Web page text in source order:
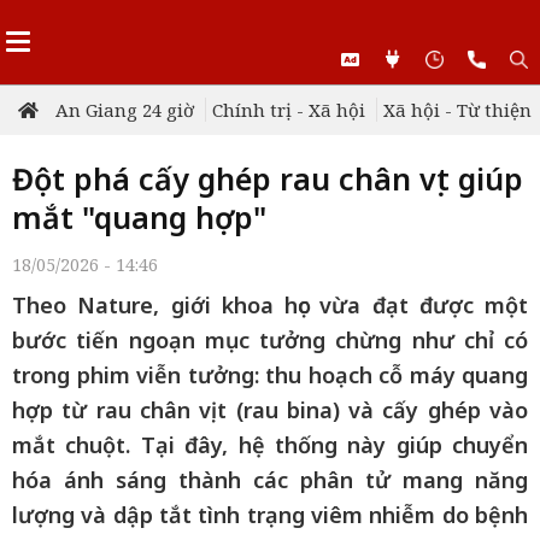
An Giang 24 giờ Chính trị - Xã hội Xã hội - Từ thiện
Đột phá cấy ghép rau chân vịt giúp
mắt "quang hợp"
18/05/2026 - 14:46
Theo Nature, giới khoa học vừa đạt được một
bước tiến ngoạn mục tưởng chừng như chỉ có
trong phim viễn tưởng: thu hoạch cỗ máy quang
hợp từ rau chân vịt (rau bina) và cấy ghép vào
mắt chuột. Tại đây, hệ thống này giúp chuyển
hóa ánh sáng thành các phân tử mang năng
lượng và dập tắt tình trạng viêm nhiễm do bệnh